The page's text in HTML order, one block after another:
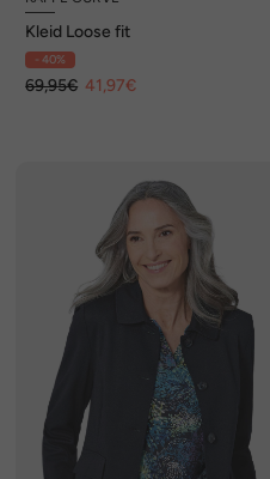
Kleid Loose fit
- 40%
69,95€ 41,97€